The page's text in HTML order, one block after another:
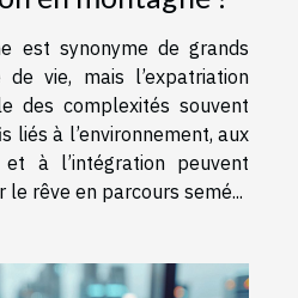
est synonyme de grands
vie, mais l’expatriation
des complexités souvent
liés à l’environnement, aux
à l’intégration peuvent
rêve en parcours semé...